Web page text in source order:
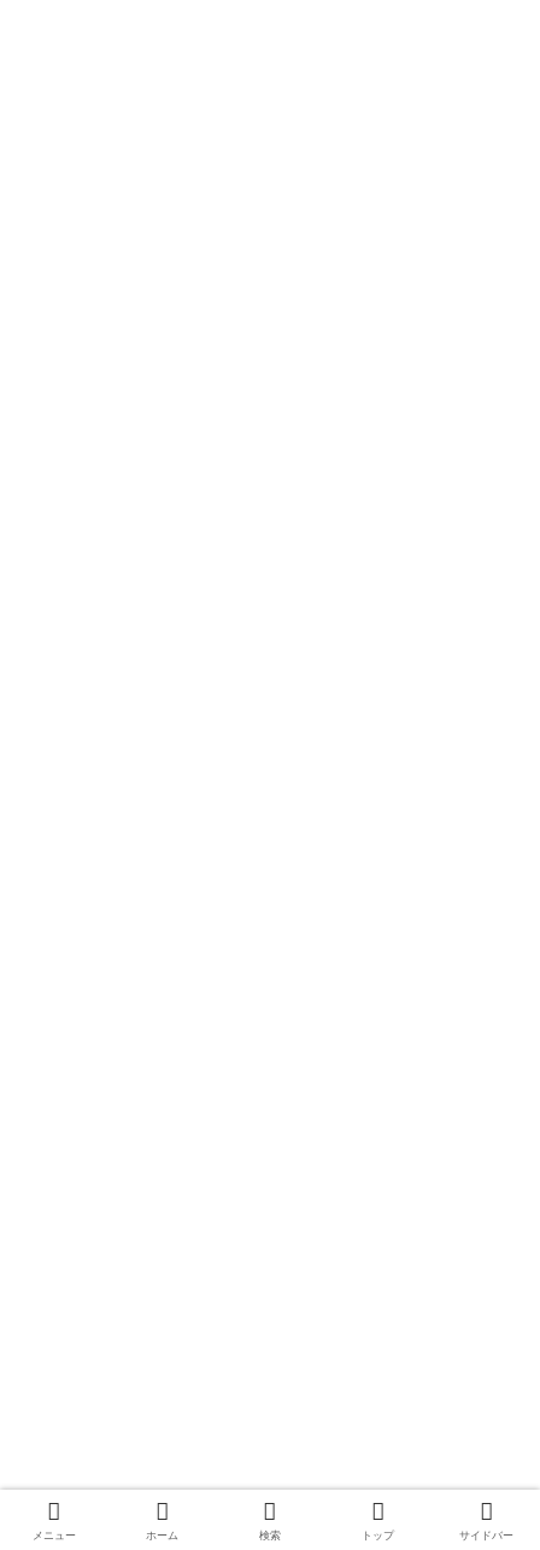
メニュー ホーム 検索 トップ サイドバー